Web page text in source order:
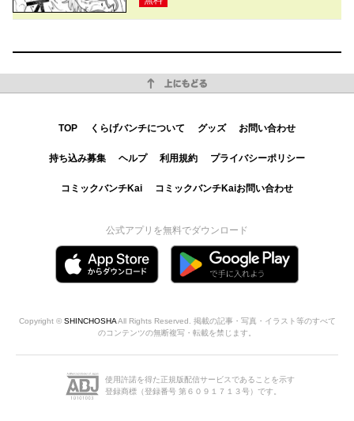
TOP くらげバンチについて グッズ お問い合わせ
持ち込み募集 ヘルプ 利用規約 プライバシーポリシー
コミックバンチKai コミックバンチKaiお問い合わせ
公式アプリを無料でダウンロード
Copyright © SHINCHOSHAAll Rights Reserved. 掲載の記事・写真・イラスト等のすべて
のコンテンツの無断複写・転載を禁じます。
使用許諾を得た正規版配信サービスであることを示す
登録商標（登録番号 第６０９１７１３号）です。